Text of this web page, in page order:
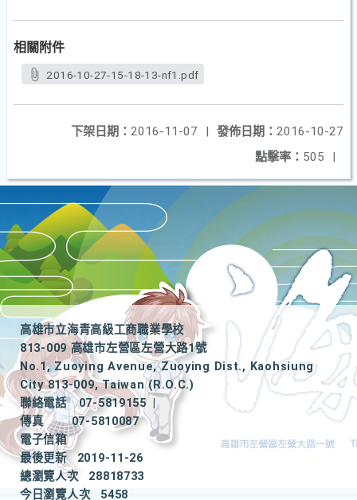
相關附件
2016-10-27-15-18-13-nf1.pdf
發佈日期： 2016-10-27
下架日期： 2016-11-07
|
點擊率： 505 |
高雄市立海青高級工商職業學校
813-009 高雄市左營區左營大路1號
No.1, Zuoying Avenue, Zuoying Dist., Kaohsiung
City 813-009, Taiwan (R.O.C.)
聯絡電話
07-5819155
|
傳真
07-5810087
電子信箱
最後更新
2019-11-26
總瀏覽人次
28818733
今日瀏覽人次
5458